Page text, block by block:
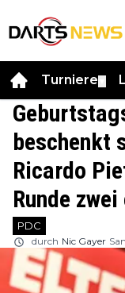
Turniere
beschenkt
Ricardo
Runde zwei
PDC
durch Nic Gayer